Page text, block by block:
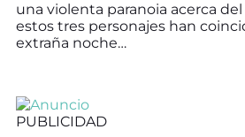
una violenta paranoia acerca
estos tres personajes han
extraña noche…
PUBLICIDAD